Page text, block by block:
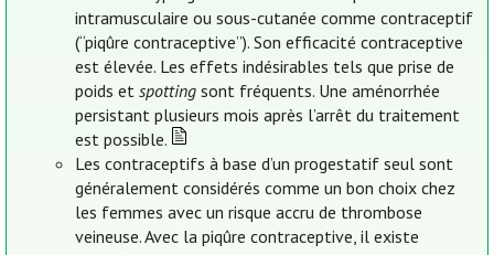
intramusculaire ou sous-cutanée comme contraceptif
(“piqûre contraceptive”). Son efficacité contraceptive
est élevée. Les effets indésirables tels que prise de
poids etspotting sont fréquents. Une aménorrhée
persistant plusieurs mois après l’arrêt du traitement
est possible.
Les contraceptifs à base d’un progestatif seul sont
généralement considérés comme un bon choix chez
les femmes avec un risque accru de thrombose
veineuse. Avec la piqûre contraceptive, il existe